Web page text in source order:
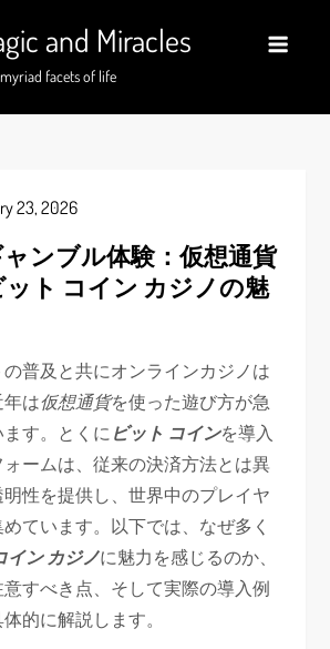
and Miracles
facets of life
23, 2026
ンブル体験：仮想通貨
ト コイン カジノの魅
普及と共にオンラインカジノは
は仮想通貨を使った遊び方が急
す。とくに ビット コインを導入
ームは、従来の決済方法とは異
性を提供し、世界中のプレイヤ
ています。以下では、なぜ多く
イン カジノに魅力を感じるのか、
すべき点、そして実際の導入例
的に解説します。